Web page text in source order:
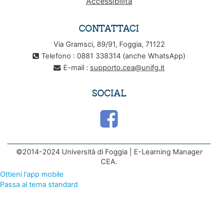
CONTATTACI
Via Gramsci, 89/91, Foggia, 71122
Telefono : 0881 338314 (anche WhatsApp)
E-mail : supporto.cea@unifg.it
SOCIAL
©2014-2024 Università di Foggia | E-Learning Manager
CEA.
Ottieni l'app mobile
Passa al tema standard